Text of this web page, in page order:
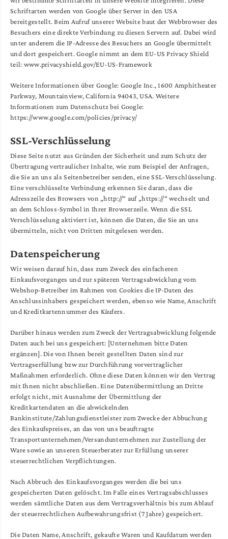
Schriftarten werden von Google über Server in den USA
bereitgestellt. Beim Aufruf unserer Website baut der Webbrowser des
Besuchers eine direkte Verbindung zu diesen Servern auf. Dabei wird
unter anderem die IP-Adresse des Besuchers an Google übermittelt
und dort gespeichert. Google nimmt an dem EU-US Privacy Shield
teil: www.privacyshield.gov/EU-US-Framework
Weitere Informationen über Google: Google Inc., 1600 Amphitheater
Parkway, Mountainview, California 94043, USA. Weitere
Informationen zum Datenschutz bei Google:
https://www.google.com/policies/privacy/
SSL-Verschlüsselung
Diese Seite nutzt aus Gründen der Sicherheit und zum Schutz der
Übertragung vertraulicher Inhalte, wie zum Beispiel der Anfragen,
die Sie an uns als Seitenbetreiber senden, eine SSL-Verschlüsselung.
Eine verschlüsselte Verbindung erkennen Sie daran, dass die
Adresszeile des Browsers von „http://“ auf „https://“ wechselt und
an dem Schloss-Symbol in Ihrer Browserzeile. Wenn die SSL
Verschlüsselung aktiviert ist, können die Daten, die Sie an uns
übermitteln, nicht von Dritten mitgelesen werden.
Datenspeicherung
Wir weisen darauf hin, dass zum Zweck des einfacheren
Einkaufsvorganges und zur späteren Vertragsabwicklung vom
Webshop-Betreiber im Rahmen von Cookies die IP-Daten des
Anschlussinhabers gespeichert werden, ebenso wie Name, Anschrift
und Kreditkartennummer des Käufers.
Darüber hinaus werden zum Zweck der Vertragsabwicklung folgende
Daten auch bei uns gespeichert: [Unternehmen bitte Daten
ergänzen]. Die von Ihnen bereit gestellten Daten sind zur
Vertragserfüllung bzw zur Durchführung vorvertraglicher
Maßnahmen erforderlich. Ohne diese Daten können wir den Vertrag
mit Ihnen nicht abschließen. Eine Datenübermittlung an Dritte
erfolgt nicht, mit Ausnahme der Übermittlung der
Kreditkartendaten an die abwickelnden
Bankinstitute/Zahlungsdienstleister zum Zwecke der Abbuchung
des Einkaufspreises, an das von uns beauftragte
Transportunternehmen/Versandunternehmen zur Zustellung der
Ware sowie an unseren Steuerberater zur Erfüllung unserer
steuerrechtlichen Verpflichtungen.
Nach Abbruch des Einkaufsvorganges werden die bei uns
gespeicherten Daten gelöscht. Im Falle eines Vertragsabschlusses
werden sämtliche Daten aus dem Vertragsverhältnis bis zum Ablauf
der steuerrechtlichen Aufbewahrungsfrist (7 Jahre) gespeichert.
Die Daten Name, Anschrift, gekaufte Waren und Kaufdatum werden